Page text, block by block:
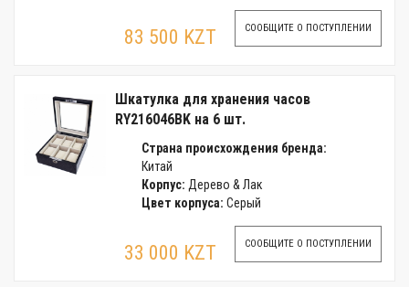
83 500 KZT СООБЩИТЕ О ПОСТУПЛЕНИИ
Шкатулка для хранения часов
RY216046BK на 6 шт.
Страна происхождения бренда:
Китай
Корпус: Дерево & Лак
Цвет корпуса: Серый
33 000 KZT СООБЩИТЕ О ПОСТУПЛЕНИИ